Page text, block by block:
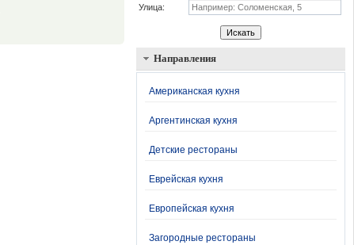
Улица:
Искать
Направления
Американская кухня
Аргентинская кухня
Детские рестораны
Еврейская кухня
Европейская кухня
Загородные рестораны